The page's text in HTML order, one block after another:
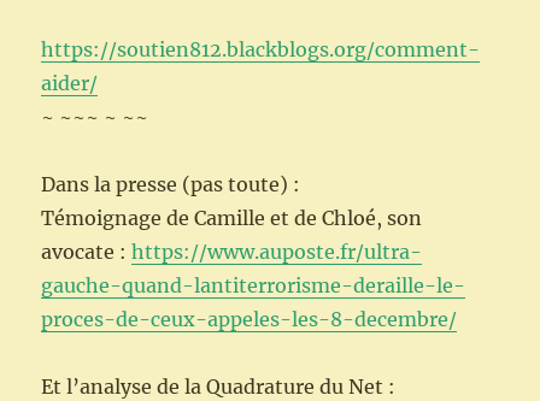
https://soutien812.blackblogs.org/comment-
aider/
~ ~~~ ~ ~~
Dans la presse (pas toute) :
Témoignage de Camille et de Chloé, son
avocate :https://www.auposte.fr/ultra-
gauche-quand-lantiterrorisme-deraille-le-
proces-de-ceux-appeles-les-8-decembre/
Et l’analyse de la Quadrature du Net :